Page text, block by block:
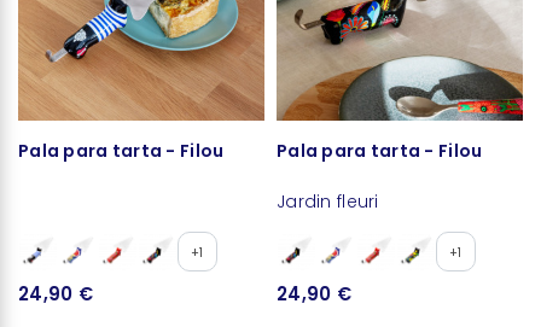
Pala para tarta - Filou
+1
24,90 €
Pala para tarta - Filou
Jardin fleuri
+1
24,90 €